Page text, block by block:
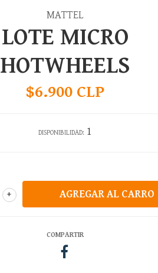
MATTEL
LOTE MICRO
HOTWHEELS
$6.900 CLP
DISPONIBILIDAD: 1
+
COMPARTIR